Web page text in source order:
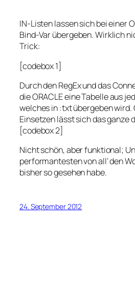
IN-Listen lassen sich bei einer
Bind-Var übergeben. Wirklich
Trick:
[codebox 1]
Durch den RegEx und das
die ORACLE eine Tabelle aus
welches in :txt übergeben wird.
Einsetzen lässt sich das ganze
[codebox 2]
Nicht schön, aber funktional;
performantesten von all‘ den
bisher so gesehen habe.
24. September 2012